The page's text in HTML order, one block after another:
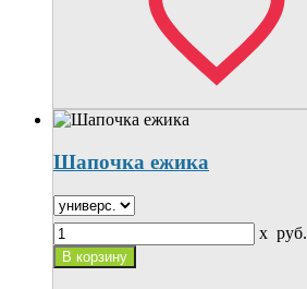
Шапочка ежика
x руб.